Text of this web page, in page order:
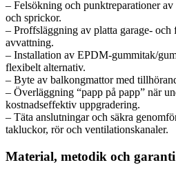
– Felsökning och punktreparationer
och sprickor.
– Proffsläggning av platta garage- och
avvattning.
– Installation av EPDM-gummitak/
flexibelt alternativ.
– Byte av balkongmattor med
– Överläggning “papp på papp” när
kostnadseffektiv uppgradering.
– Täta anslutningar och säkra
takluckor, rör och ventilationskanaler.
Material, metodik och